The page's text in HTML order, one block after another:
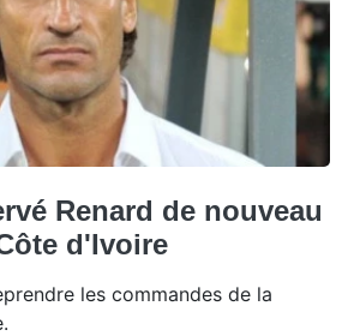
Renard de nouveau
d'Ivoire
les commandes de la